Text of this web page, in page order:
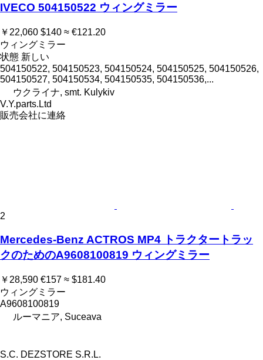
IVECO 504150522 ウィングミラー
￥22,060 $140 ≈ €121.20
ウィングミラー
状態 新しい
504150522, 504150523, 504150524, 504150525, 504150526,
504150527, 504150534, 504150535, 504150536,...
ウクライナ, smt. Kulykiv
V.Y.parts.Ltd
販売会社に連絡
2
Mercedes-Benz ACTROS MP4 トラクタートラッ
クのためのA9608100819 ウィングミラー
￥28,590 €157 ≈ $181.40
ウィングミラー
A9608100819
ルーマニア, Suceava
S.C. DEZSTORE S.R.L.